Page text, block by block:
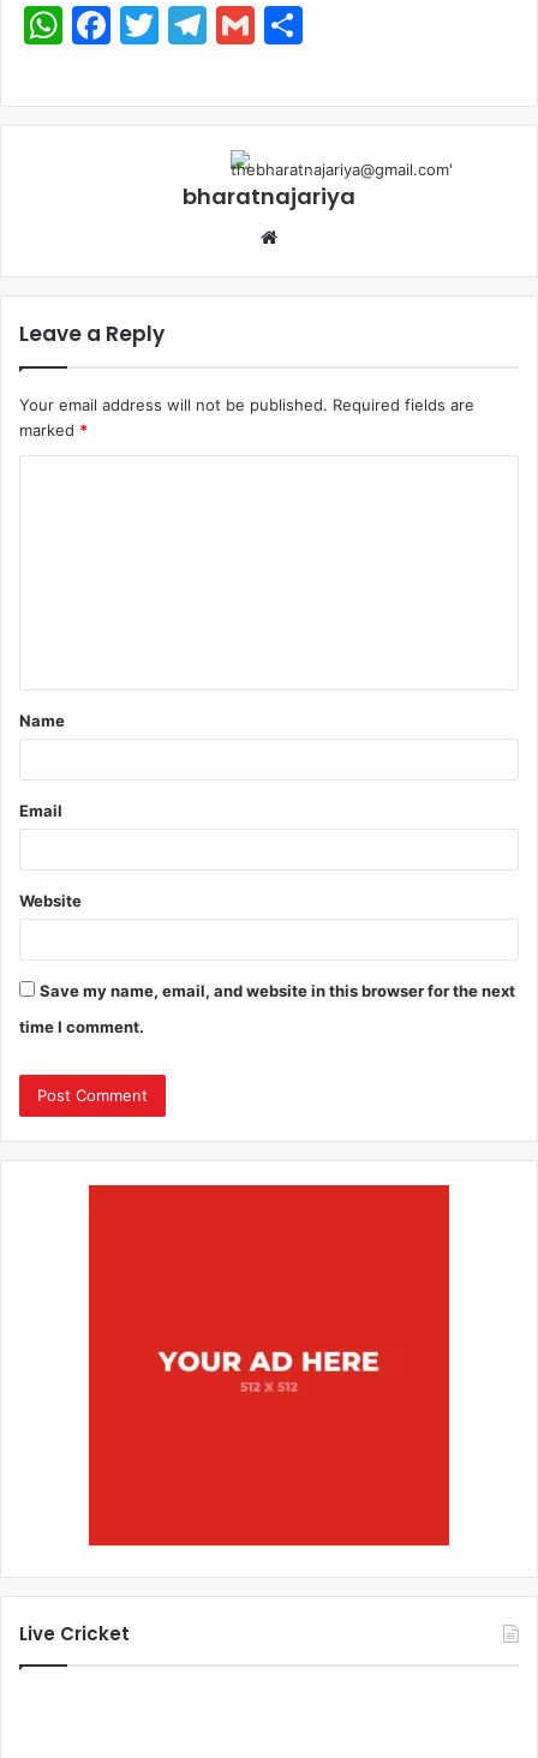
WhatsApp
Facebook
Twitter
Telegram
Gmail
bharatnajariya
Leave a Reply
Your email address will not be published. Required fields are
marked *
Name
Email
Website
Save my name, email, and website in this browser for the next
time I comment.
Live Cricket